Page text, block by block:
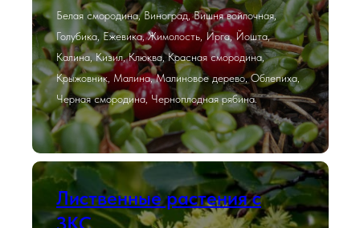
Белая смородина, Виноград, Вишня войлочная,
Голубика, Ежевика, Жимолость, Ирга, Йошта,
Калина, Кизил, Клюква, Красная смородина,
Крыжовник, Малина, Малиновое дерево, Облепиха,
Черная смородина, Черноплодная рябина.
Лиственные растения с
ЗКС